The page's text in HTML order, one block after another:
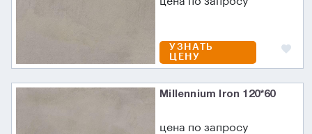
УЗНАТЬ
ЦЕНУ
Millennium Iron 120*60
цена по запросу